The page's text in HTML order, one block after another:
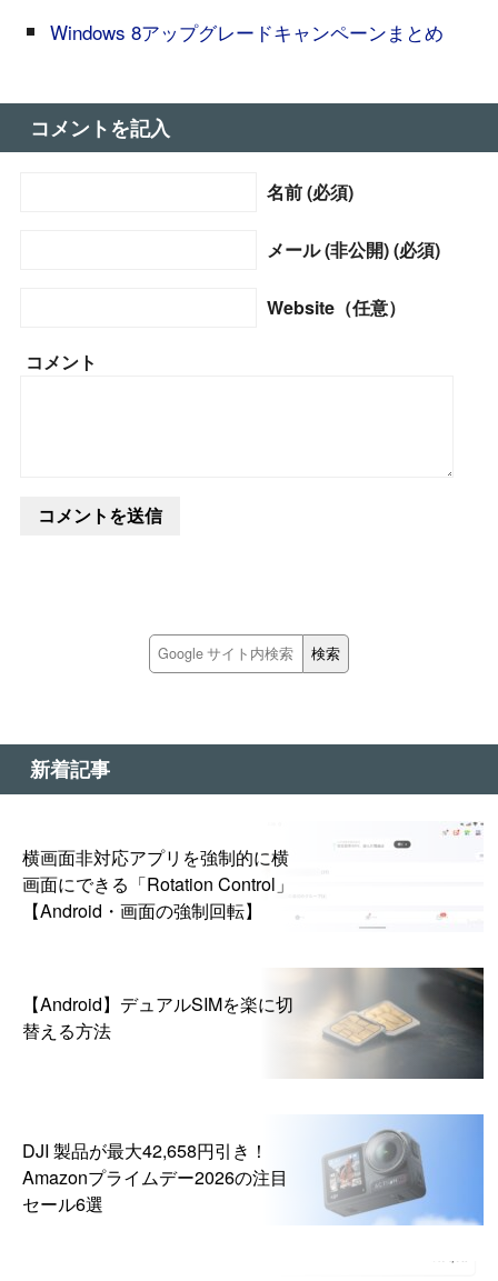
Windows 8アップグレードキャンペーンまとめ
コメントを記入
名前 (必須)
メール (非公開) (必須)
Website（任意）
コメント
新着記事
横画面非対応アプリを強制的に横
画面にできる「Rotation Control」
【Android・画面の強制回転】
【Android】デュアルSIMを楽に切
替える方法
DJI 製品が最大42,658円引き！
Amazonプライムデー2026の注目
セール6選